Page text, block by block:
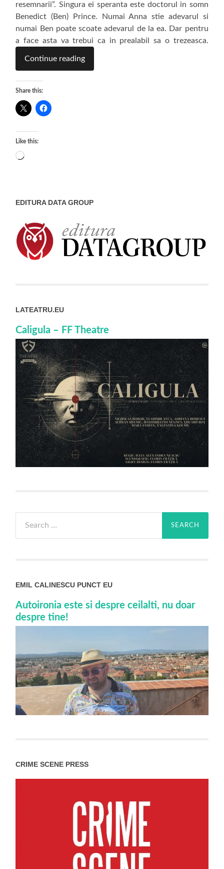
resemnarii”. Singura ei speranta este doctorul in somn
Benedict (Ben) Prince. Numai Anna stie adevarul si
numai Ben poate scoate adevarul de la ea. Dar pentru
a face asta va trebui ca in prealabil sa o trezeasca.
Continue reading
Share this:
Like this:
Loading…
EDITURA DATA GROUP
LATEATRU.EU
Caligula – FF Theatre
for:
EMIL CALINESCU PUNCT EU
Autoironia este si despre ceilalti, nu doar
despre tine!
CRIME SCENE PRESS